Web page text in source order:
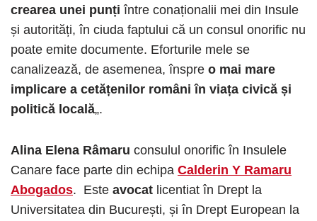
crearea unei punți între conaționalii mei din Insule
și autorități, în ciuda faptului că un consul onorific nu
poate emite documente. Eforturile mele se
canalizează, de asemenea, înspre o mai mare
implicare a cetățenilor români în viața civică și
politică locală„.
Alina Elena Râmaru consulul onorific în Insulele
Canare face parte din echipa Calderin Y Ramaru
Abogados. Este avocat licentiat în Drept la
Universitatea din București, și în Drept European la